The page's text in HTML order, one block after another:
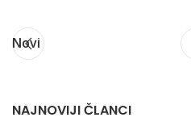
Novi
NAJNOVIJI ČLANCI